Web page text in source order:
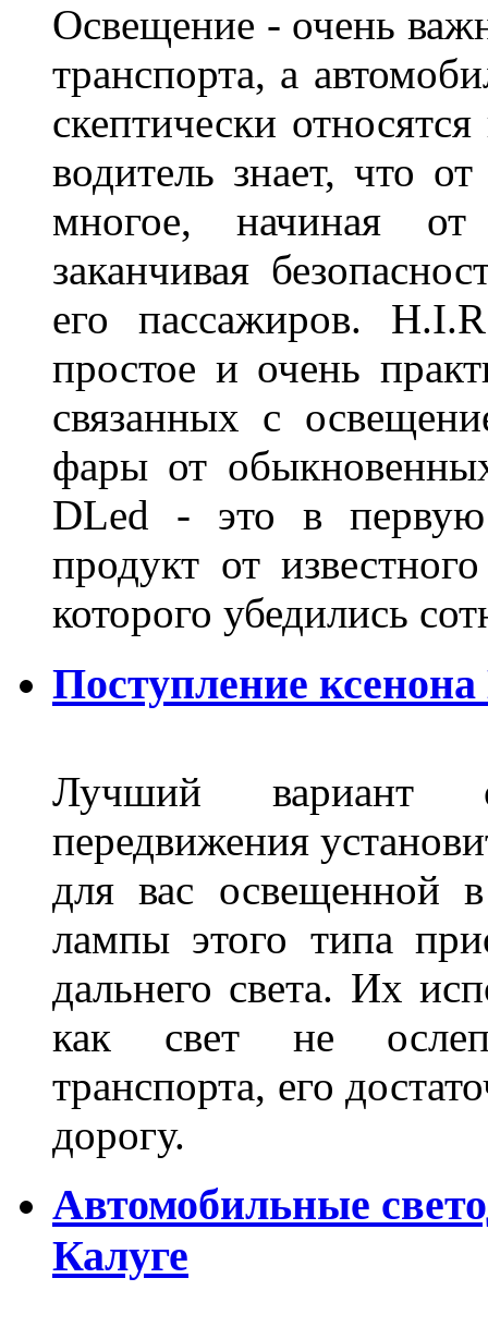
Освещение - очень
транспорта, а
скептически
водитель знает, что
многое, начиная
заканчивая
его пассажиров.
простое и очень
связанных с
фары от
DLed - это в первую
продукт от
которого убедились
Поступление
Лучший вариант
передвижения
для вас освещенной
лампы этого типа
дальнего света. Их
как свет не
транспорта, его
дорогу.
Автомобильные
Калуге